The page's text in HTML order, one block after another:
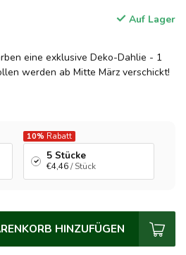
Auf Lager
eine exklusive Deko-Dahlie - 1
werden ab Mitte März verschickt!
10% Rabatt
5 Stücke
€4,46/ Stück
HINZUFÜGEN